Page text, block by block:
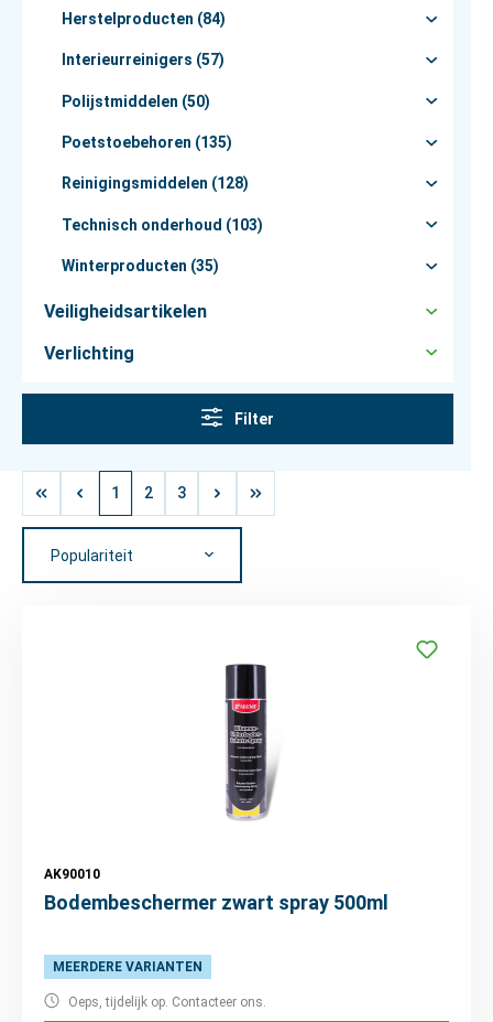
Herstelproducten (84)
Interieurreinigers (57)
Polijstmiddelen (50)
Poetstoebehoren (135)
Reinigingsmiddelen (128)
Technisch onderhoud (103)
Winterproducten (35)
Veiligheidsartikelen
Verlichting
Filter
1 2 3
AK90010
Bodembeschermer zwart spray 500ml
MEERDERE VARIANTEN
Oeps, tijdelijk op. Contacteer ons.